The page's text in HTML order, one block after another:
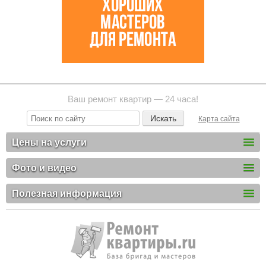
Ваш ремонт квартир — 24 часа!
Карта сайта
Цены на услуги
Фото и видео
Полезная информация